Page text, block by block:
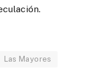
Las Mayores